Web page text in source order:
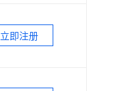
立即注册